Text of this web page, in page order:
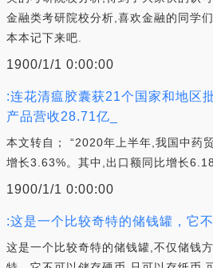
金融类考研院校分析,喜欢金融的同学
本本记下来吧.
1900/1/1 0:00:00
:连花清瘟胶囊获21个国家和地区
产品营收28.71亿_
本文转自； “2020年上半年,我国中药
增长3.63%。其中,出口额同比增长
1900/1/1 0:00:00
:这是一个比较奇特的储钱罐，它
这是一个比较奇特的储钱罐,不仅储钱